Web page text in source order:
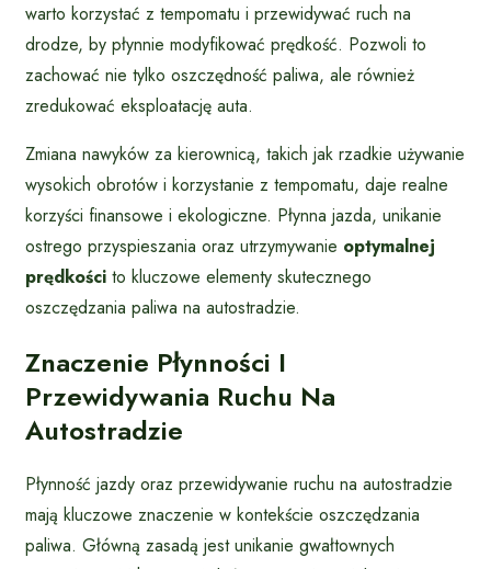
warto korzystać z tempomatu i przewidywać ruch na
drodze, by płynnie modyfikować prędkość. Pozwoli to
zachować nie tylko oszczędność paliwa, ale również
zredukować eksploatację auta.
Zmiana nawyków za kierownicą, takich jak rzadkie używanie
wysokich obrotów i korzystanie z tempomatu, daje realne
korzyści finansowe i ekologiczne. Płynna jazda, unikanie
ostrego przyspieszania oraz utrzymywanie optymalnej
prędkości to kluczowe elementy skutecznego
oszczędzania paliwa na autostradzie.
Znaczenie Płynności I
Przewidywania Ruchu Na
Autostradzie
Płynność jazdy oraz przewidywanie ruchu na autostradzie
mają kluczowe znaczenie w kontekście oszczędzania
paliwa. Główną zasadą jest unikanie gwałtownych